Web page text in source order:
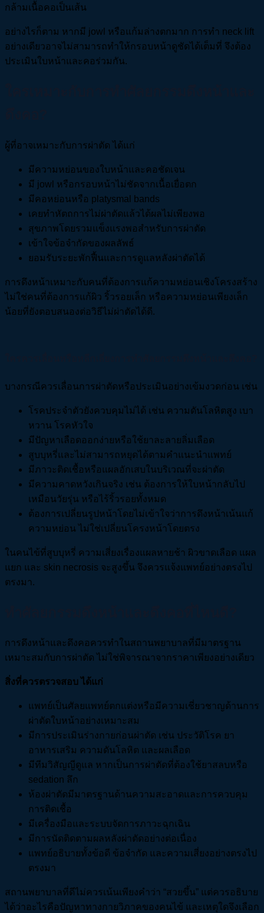
กล้ามเนื้อคอเป็นเส้น
อย่างไรก็ตาม หากมี jowl หรือแก้มล่างตกมาก การทำ neck lift
อย่างเดียวอาจไม่สามารถทำให้กรอบหน้าดูชัดได้เต็มที่ จึงต้อง
ประเมินใบหน้าและคอร่วมกัน.
ผู้ที่อาจเหมาะกับการผ่าตัด ได้แก่
มีความหย่อนของใบหน้าและคอชัดเจน
มี jowl หรือกรอบหน้าไม่ชัดจากเนื้อเยื่อตก
มีคอหย่อนหรือ platysmal bands
เคยทำหัตถการไม่ผ่าตัดแล้วได้ผลไม่เพียงพอ
สุขภาพโดยรวมแข็งแรงพอสำหรับการผ่าตัด
เข้าใจข้อจำกัดของผลลัพธ์
ยอมรับระยะพักฟื้นและการดูแลหลังผ่าตัดได้
การดึงหน้าเหมาะกับคนที่ต้องการแก้ความหย่อนเชิงโครงสร้าง
ไม่ใช่คนที่ต้องการแก้ผิว ริ้วรอยเล็ก หรือความหย่อนเพียงเล็ก
น้อยที่ยังตอบสนองต่อวิธีไม่ผ่าตัดได้ดี.
บางกรณีควรเลื่อนการผ่าตัดหรือประเมินอย่างเข้มงวดก่อน เช่น
โรคประจำตัวยังควบคุมไม่ได้ เช่น ความดันโลหิตสูง เบา
หวาน โรคหัวใจ
มีปัญหาเลือดออกง่ายหรือใช้ยาละลายลิ่มเลือด
สูบบุหรี่และไม่สามารถหยุดได้ตามคำแนะนำแพทย์
มีภาวะติดเชื้อหรือแผลอักเสบในบริเวณที่จะผ่าตัด
มีความคาดหวังเกินจริง เช่น ต้องการให้ใบหน้ากลับไป
เหมือนวัยรุ่น หรือไร้ริ้วรอยทั้งหมด
ต้องการเปลี่ยนรูปหน้าโดยไม่เข้าใจว่าการดึงหน้าเน้นแก้
ความหย่อน ไม่ใช่เปลี่ยนโครงหน้าโดยตรง
ในคนไข้ที่สูบบุหรี่ ความเสี่ยงเรื่องแผลหายช้า ผิวขาดเลือด แผล
แยก และ skin necrosis จะสูงขึ้น จึงควรแจ้งแพทย์อย่างตรงไป
ตรงมา.
การดึงหน้าและดึงคอควรทำในสถานพยาบาลที่มีมาตรฐาน
เหมาะสมกับการผ่าตัด ไม่ใช่พิจารณาจากราคาเพียงอย่างเดียว
สิ่งที่ควรตรวจสอบ ได้แก่
แพทย์เป็นศัลยแพทย์ตกแต่งหรือมีความเชี่ยวชาญด้านการ
ผ่าตัดใบหน้าอย่างเหมาะสม
มีการประเมินร่างกายก่อนผ่าตัด เช่น ประวัติโรค ยา
อาหารเสริม ความดันโลหิต และผลเลือด
มีทีมวิสัญญีดูแล หากเป็นการผ่าตัดที่ต้องใช้ยาสลบหรือ
sedation ลึก
ห้องผ่าตัดมีมาตรฐานด้านความสะอาดและการควบคุม
การติดเชื้อ
มีเครื่องมือและระบบจัดการภาวะฉุกเฉิน
มีการนัดติดตามผลหลังผ่าตัดอย่างต่อเนื่อง
แพทย์อธิบายทั้งข้อดี ข้อจำกัด และความเสี่ยงอย่างตรงไป
ตรงมา
สถานพยาบาลที่ดีไม่ควรเน้นเพียงคำว่า “สวยขึ้น” แต่ควรอธิบาย
ได้ว่าอะไรคือปัญหาทางกายวิภาคของคนไข้ และเหตุใดจึงเลือก